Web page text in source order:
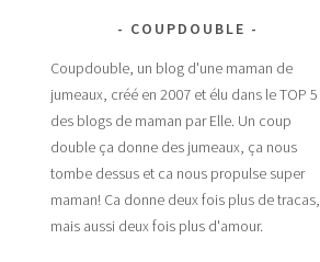
COUPDOUBLE
Coupdouble, un blog d'une maman de
jumeaux, créé en 2007 et élu dans le TOP 5
des blogs de maman par Elle. Un coup
double ça donne des jumeaux, ça nous
tombe dessus et ca nous propulse super
maman! Ca donne deux fois plus de tracas,
mais aussi deux fois plus d'amour.